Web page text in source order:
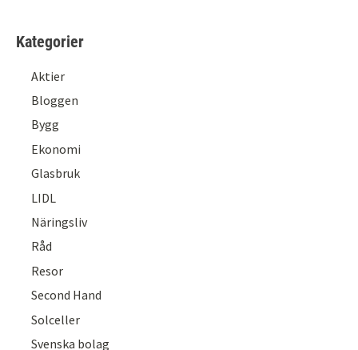
Kategorier
Aktier
Bloggen
Bygg
Ekonomi
Glasbruk
LIDL
Näringsliv
Råd
Resor
Second Hand
Solceller
Svenska bolag